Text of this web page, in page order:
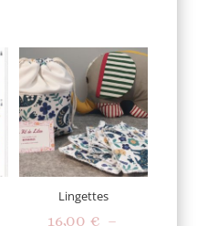
Lingettes
16,00 € –